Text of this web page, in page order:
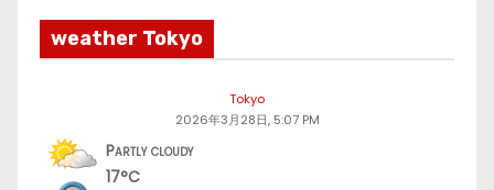
weather Tokyo
Tokyo
2026年3月28日, 5:07 PM
Partly cloudy
17°C